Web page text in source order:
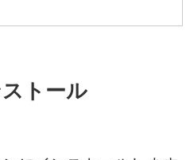
トール